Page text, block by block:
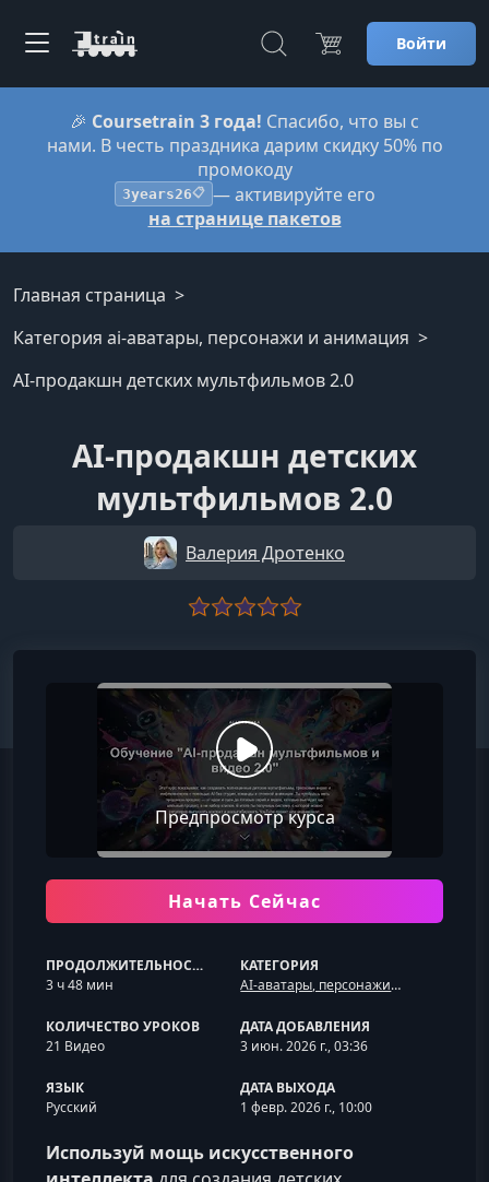
Войти
🎉 Coursetrain 3 года! Спасибо, что вы с
нами. В честь праздника дарим скидку 50% по
промокоду
3years26📋 — активируйте его
на странице пакетов
Главная страница
Категория ai-аватары, персонажи и анимация
AI-продакшн детских мультфильмов 2.0
AI-продакшн детских
мультфильмов 2.0
Валерия Дротенко
Предпросмотр курса
Начать Сейчас
ПРОДОЛЖИТЕЛЬНОСТЬ
3 ч 48 мин
КАТЕГОРИЯ
AI-аватары, персонажи и анимация
КОЛИЧЕСТВО УРОКОВ
21 Видео
ДАТА ДОБАВЛЕНИЯ
3 июн. 2026 г., 03:36
ЯЗЫК
Русский
ДАТА ВЫХОДА
1 февр. 2026 г., 10:00
Используй мощь искусственного